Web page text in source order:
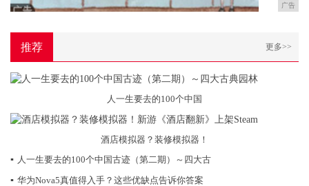
广告
推荐 更多>>
人一生要去的100个中国
酒店模拟器？装修模拟器！
▪ 人一生要去的100个中国古迹（第二期）～四大古
▪ 华为Nova5真值得入手？这些优缺点告诉你答案